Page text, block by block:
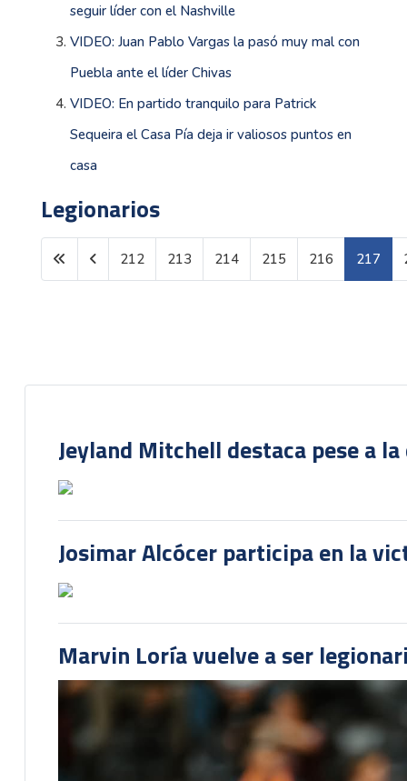
seguir líder con el Nashville
VIDEO: Juan Pablo Vargas la pasó muy mal con
Puebla ante el líder Chivas
VIDEO: En partido tranquilo para Patrick
Sequeira el Casa Pía deja ir valiosos puntos en
casa
Legionarios
Página 217 de 1599
212 213 214 215 216 217
Jeyland Mitchell destaca pese a
Josimar Alcócer participa en la
Marvin Loría vuelve a ser